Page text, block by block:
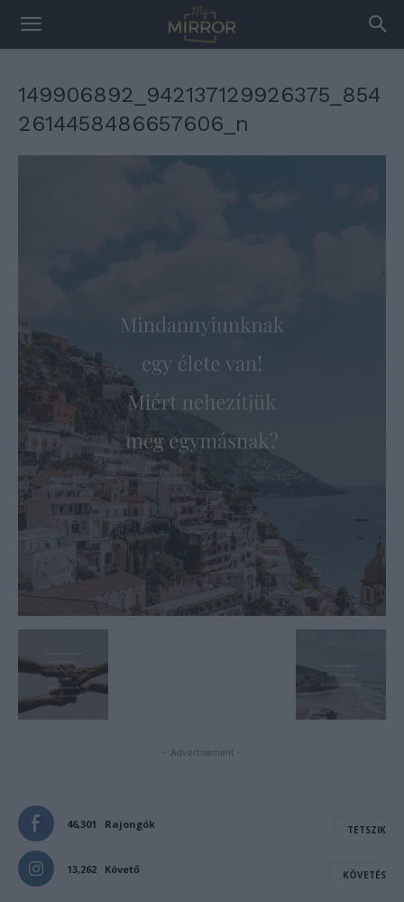
149906892_942137129926375_854
2614458486657606_n
- Advertisement -
46,301 Rajongók TETSZIK
13,262 Követő KÖVETÉS